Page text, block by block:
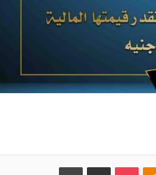
Odnoklassniki
بوكيت مشاركة عبر البريد طباعة